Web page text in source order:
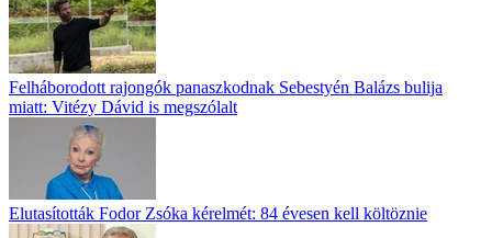
Felháborodott rajongók panaszkodnak Sebestyén Balázs bulija
miatt: Vitézy Dávid is megszólalt
Elutasították Fodor Zsóka kérelmét: 84 évesen kell költöznie